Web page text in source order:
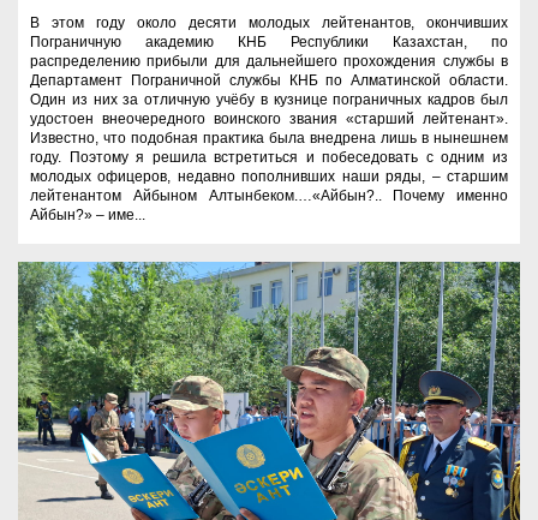
В этом году около десяти молодых лейтенантов, окончивших
Пограничную академию КНБ Республики Казахстан, по
распределению прибыли для дальнейшего прохождения службы в
Департамент Пограничной службы КНБ по Алматинской области.
Один из них за отличную учёбу в кузнице пограничных кадров был
удостоен внеочередного воинского звания «старший лейтенант».
Известно, что подобная практика была внедрена лишь в нынешнем
году. Поэтому я решила встретиться и побеседовать с одним из
молодых офицеров, недавно пополнивших наши ряды, – старшим
лейтенантом Айбыном Алтынбеком.…«Айбын?.. Почему именно
Айбын?» – име...